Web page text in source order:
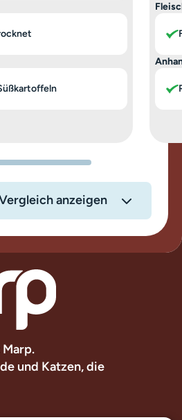
anzeigen
und Katzen, die